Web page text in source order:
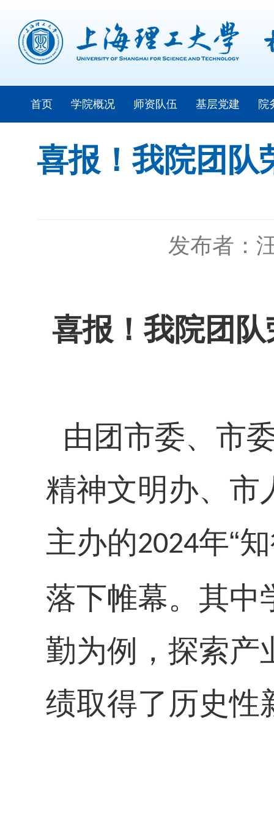
首页 学院概况 师资队伍 基层党建 院
喜报！我院团队
发布者：
喜报！我院团队
由团市委、市
精神文明办、市
主办的2024年“
落下帷幕。其
勤为例，探索产
绩取得了历史性